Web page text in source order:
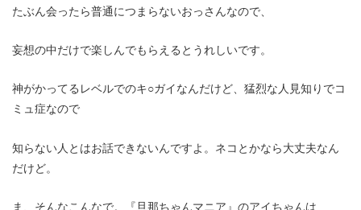
たぶん会ったら普通につまらないおっさんなので、
妄想の中だけで楽しんでもらえるとうれしいです。
神がかってるレベルでのキ○ガイなんだけど、猛烈な人見知りでコ
ミュ症なので
知らない人とはお話できないんですよ。ネコとかなら大丈夫なん
だけど。
ま、そんなこんなで。『旦那ちゃんマニア』のアイちゃんは